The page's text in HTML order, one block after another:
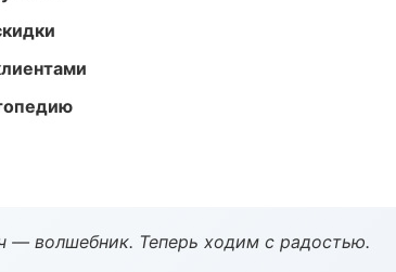
— волшебник. Теперь ходим с радостью.